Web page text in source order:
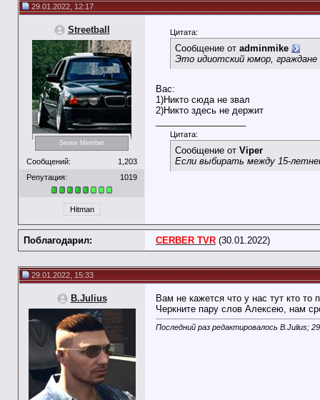
29.01.2022, 12:17
Streetball
Senior Member
Сообщений:
1,203
Репутация:
1019
Hitman
Цитата:
Сообщение от adminmike
Это идиотский юмор,
Вас:
1)Никто сюда не звал
2)Никто здесь не держит
Цитата:
Сообщение от Viper
Если выбирать между 15-
Поблагодарил: CERBER TVR (30.01.2022)
29.01.2022, 15:33
B.Julius
Вам не кажется что у нас тут кто то
Черкните пару слов Алексею, нам
Последний раз редактировалось B.Julius;